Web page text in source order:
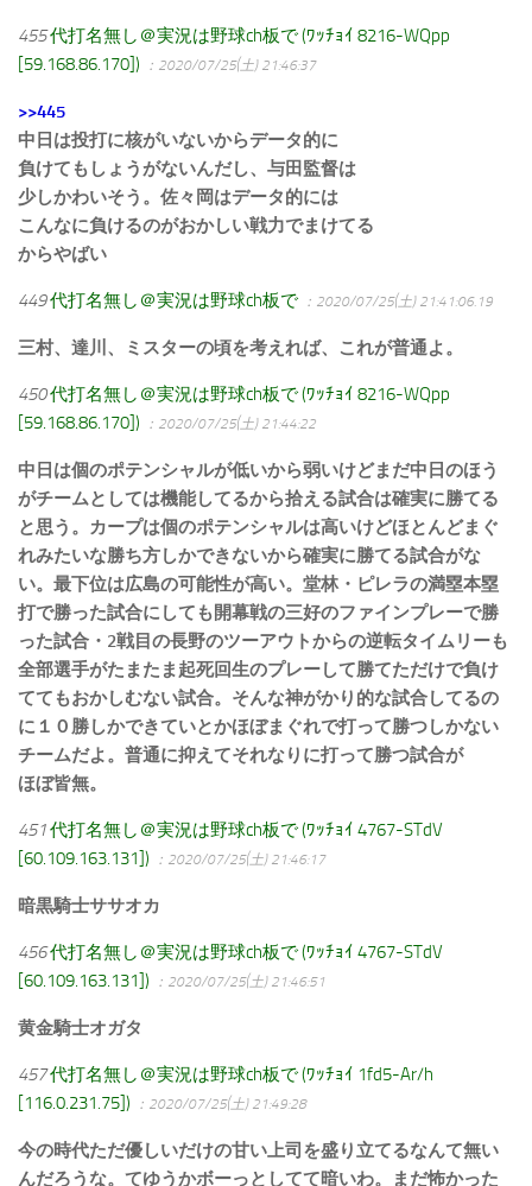
455代打名無し＠実況は野球ch板で (ﾜｯﾁｮｲ 8216-WQpp
[59.168.86.170])
：2020/07/25(土) 21:46:37
>>445
中日は投打に核がいないからデータ的に
負けてもしょうがないんだし、与田監督は
少しかわいそう。佐々岡はデータ的には
こんなに負けるのがおかしい戦力でまけてる
からやばい
449代打名無し＠実況は野球ch板で ：2020/07/25(土) 21:41:06.19
三村、達川、ミスターの頃を考えれば、これが普通よ。
450代打名無し＠実況は野球ch板で (ﾜｯﾁｮｲ 8216-WQpp
[59.168.86.170])
：2020/07/25(土) 21:44:22
中日は個のポテンシャルが低いから弱いけどまだ中日のほう
がチームとしては機能してるから拾える試合は確実に勝てる
と思う。カープは個のポテンシャルは高いけどほとんどまぐ
れみたいな勝ち方しかできないから確実に勝てる試合がな
い。最下位は広島の可能性が高い。堂林・ピレラの満塁本塁
打で勝った試合にしても開幕戦の三好のファインプレーで勝
った試合・2戦目の長野のツーアウトからの逆転タイムリーも
全部選手がたまたま起死回生のプレーして勝てただけで負け
ててもおかしむない試合。そんな神がかり的な試合してるの
に１０勝しかできていとかほぼまぐれで打って勝つしかない
チームだよ。普通に抑えてそれなりに打って勝つ試合が
ほぼ皆無。
451代打名無し＠実況は野球ch板で (ﾜｯﾁｮｲ 4767-STdV
[60.109.163.131])
：2020/07/25(土) 21:46:17
暗黒騎士ササオカ
456代打名無し＠実況は野球ch板で (ﾜｯﾁｮｲ 4767-STdV
[60.109.163.131])
：2020/07/25(土) 21:46:51
黄金騎士オガタ
457代打名無し＠実況は野球ch板で (ﾜｯﾁｮｲ 1fd5-Ar/h
[116.0.231.75])
：2020/07/25(土) 21:49:28
今の時代ただ優しいだけの甘い上司を盛り立てるなんて無い
んだろうな。てゆうかボーっとしてて暗いわ。まだ怖かった